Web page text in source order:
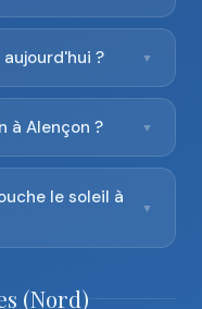
? ▼
à Alençon ? ▼
le soleil à
▼
(Nord)